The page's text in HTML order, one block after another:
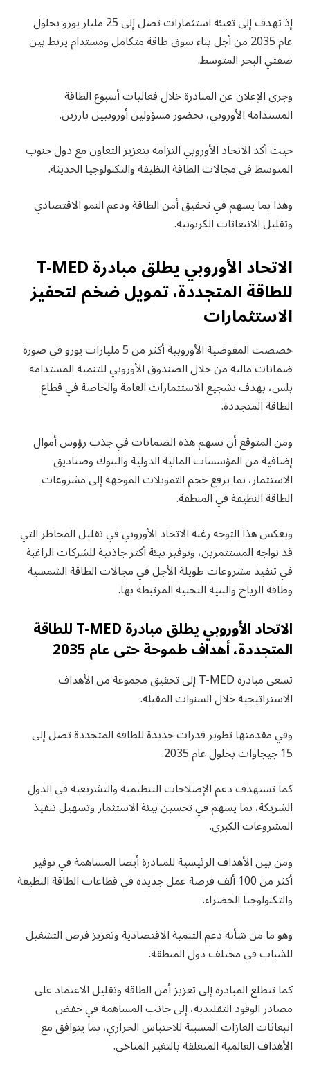
إذ تهدف إلى تعبئة استثمارات تصل إلى 25 مليار يورو بحلول
عام 2035 من أجل بناء سوق طاقة متكامل ومستدام يربط بين
ضفتي البحر المتوسط.
وجرى الإعلان عن المبادرة خلال فعاليات أسبوع الطاقة
المستدامة الأوروبي، بحضور مسؤولين أوروبيين بارزين.
حيث أكد الاتحاد الأوروبي التزامه بتعزيز التعاون مع دول جنوب
المتوسط في مجالات الطاقة النظيفة والتكنولوجيا الحديثة.
وهذا بما يسهم في تحقيق أمن الطاقة ودعم النمو الاقتصادي
وتقليل الانبعاثات الكربونية.
الاتحاد الأوروبي يطلق مبادرة T-MED
للطاقة المتجددة، تمويل ضخم لتحفيز
الاستثمارات
خصصت المفوضية الأوروبية أكثر من 5 مليارات يورو في صورة
ضمانات مالية من خلال الصندوق الأوروبي للتنمية المستدامة
بلس، بهدف تشجيع الاستثمارات العامة والخاصة في قطاع
الطاقة المتجددة.
ومن المتوقع أن تسهم هذه الضمانات في جذب رؤوس أموال
إضافية من المؤسسات المالية الدولية والبنوك وصناديق
الاستثمار، بما يرفع حجم التمويلات الموجهة إلى مشروعات
الطاقة النظيفة في المنطقة.
ويعكس هذا التوجه رغبة الاتحاد الأوروبي في تقليل المخاطر التي
قد تواجه المستثمرين، وتوفير بيئة أكثر جاذبية للشركات الراغبة
في تنفيذ مشروعات طويلة الأجل في مجالات الطاقة الشمسية
وطاقة الرياح والبنية التحتية المرتبطة بها.
الاتحاد الأوروبي يطلق مبادرة T-MED للطاقة
المتجددة، أهداف طموحة حتى عام 2035
تسعى مبادرة T-MED إلى تحقيق مجموعة من الأهداف
الاستراتيجية خلال السنوات المقبلة.
وفي مقدمتها تطوير قدرات جديدة للطاقة المتجددة تصل إلى
15 جيجاوات بحلول عام 2035.
كما تستهدف دعم الإصلاحات التنظيمية والتشريعية في الدول
الشريكة، بما يسهم في تحسين بيئة الاستثمار وتسهيل تنفيذ
المشروعات الكبرى.
ومن بين الأهداف الرئيسية للمبادرة أيضا المساهمة في توفير
أكثر من 100 ألف فرصة عمل جديدة في قطاعات الطاقة النظيفة
والتكنولوجيا الخضراء.
وهو ما من شأنه دعم التنمية الاقتصادية وتعزيز فرص التشغيل
للشباب في مختلف دول المنطقة.
كما تتطلع المبادرة إلى تعزيز أمن الطاقة وتقليل الاعتماد على
مصادر الوقود التقليدية، إلى جانب المساهمة في خفض
انبعاثات الغازات المسببة للاحتباس الحراري، بما يتوافق مع
الأهداف العالمية المتعلقة بالتغير المناخي.